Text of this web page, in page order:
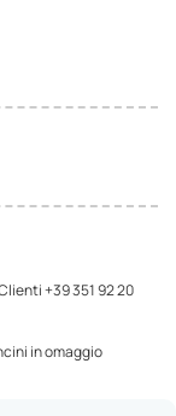
+39 351 92 20
in omaggio